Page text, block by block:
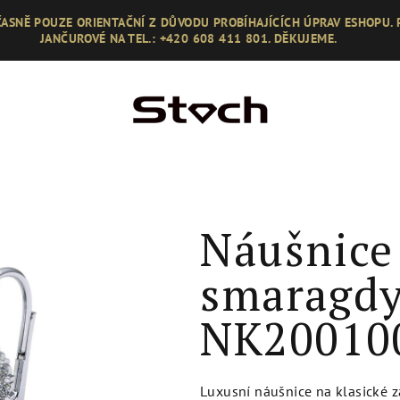
POUZE ORIENTAČNÍ Z DŮVODU PROBÍHAJÍCÍCH ÚPRAV
JANČUROVÉ NA TEL.: +420 608 411 801. DĚKUJEME.
Luxusní náušnice na klasické